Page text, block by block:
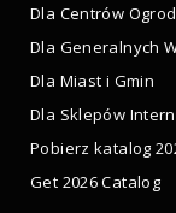
Dla Centrów
Dla Generalnych
Dla Miast i Gmin
Dla Sklepów
Pobierz katalog
Get 2026 Catalog